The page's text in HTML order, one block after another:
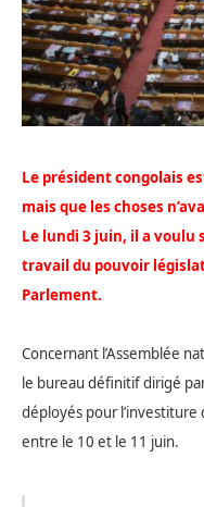
Le président congolais
mais que les choses
Le lundi 3 juin, il a voulu
travail du pouvoir
Parlement.
Concernant l’Assemblée
le bureau définitif dirigé
déployés pour
entre le 10 et le 11 juin.